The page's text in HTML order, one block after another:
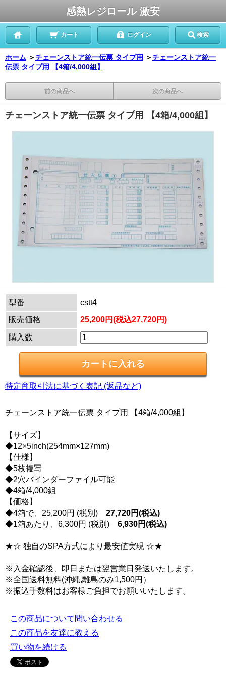
感熱レジロール 激安
カート ログイン 検索
ホーム ＞チェーンストア統一伝票 タイプ用 ＞チェーンストア統一
伝票 タイプ用 【4箱/4,000組】
前の商品へ 次の商品へ
チェーンストア統一伝票 タイプ用 【4箱/4,000組】
型番
cstt4
販売価格
25,200円(税込27,720円)
購入数
特定商取引法に基づく表記 (返品など)
チェーンストア統一伝票 タイプ用 【4箱/4,000組】
【サイズ】
◆12×5inch(254mm×127mm)
【仕様】
◆5枚複写
◆2穴バインダーファイル可能
◆4箱/4,000組
【価格】
◆4箱で、25,200円 (税別) 27,720円(税込)
◆1箱あたり、6,300円 (税別) 6,930円(税込)
★☆ 独自のSPA方式により最安値実現 ☆★
※入金確認後、即日または翌営業日発送いたします。
※全国送料無料(沖縄,離島のみ1,500円）
※振込手数料はお客様ご負担でお願いいたします。
この商品について問い合わせる
この商品を友達に教える
買い物を続ける